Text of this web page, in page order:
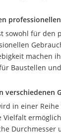
sowohl für den
machen
Baustellen
verschiedenen
in einer
Vielfalt
Durchmesser